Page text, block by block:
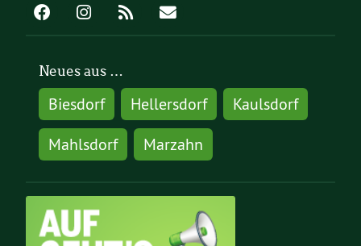
Neues aus …
Biesdorf Hellersdorf
Kaulsdorf
Mahlsdorf
Marzahn